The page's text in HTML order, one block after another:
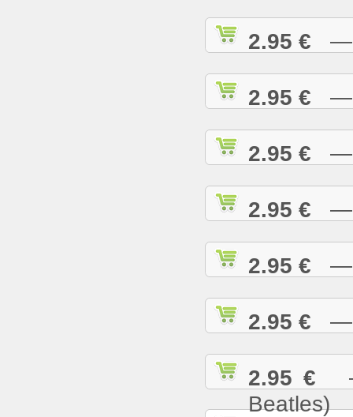
2.95 € —
2.95 € —
2.95 € —
2.95 € —
2.95 € —
2.95 € —
2.95 € —
Beatles)